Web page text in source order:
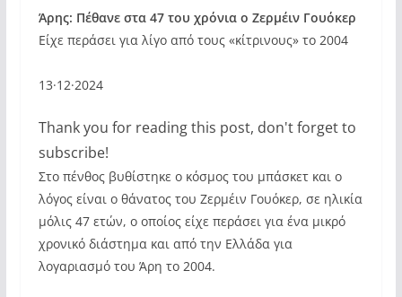
Άρης: Πέθανε στα 47 του χρόνια ο Ζερμέιν Γουόκερ
Είχε περάσει για λίγο από τους «κίτρινους» το 2004
13·12·2024
Thank you for reading this post, don't forget to
subscribe!
Στο πένθος βυθίστηκε ο κόσμος του μπάσκετ και ο
λόγος είναι ο θάνατος του Ζερμέιν Γουόκερ, σε ηλικία
μόλις 47 ετών, ο οποίος είχε περάσει για ένα μικρό
χρονικό διάστημα και από την Ελλάδα για
λογαριασμό του Άρη το 2004.